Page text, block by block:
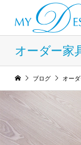
オーダー家
ブログ オー